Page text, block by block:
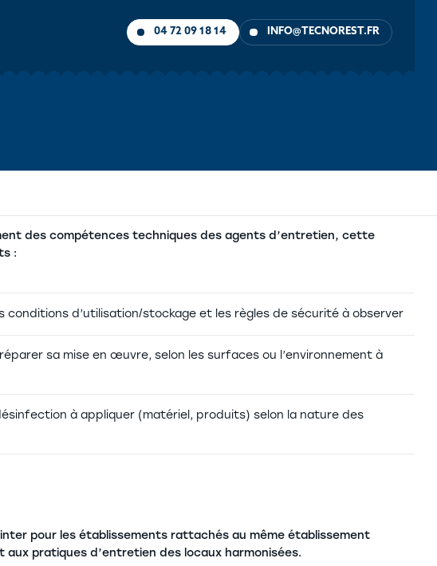
04 72 09 18 14 INFO@TECNOREST.FR
des compétences techniques des agents d’entretien, cette
:
d’utilisation/stockage et les règles de sécurité à observer
sa mise en œuvre, selon les surfaces ou l’environnement à
à appliquer (matériel, produits) selon la nature des
pour les établissements rattachés au même établissement
aux pratiques d’entretien des locaux harmonisées.